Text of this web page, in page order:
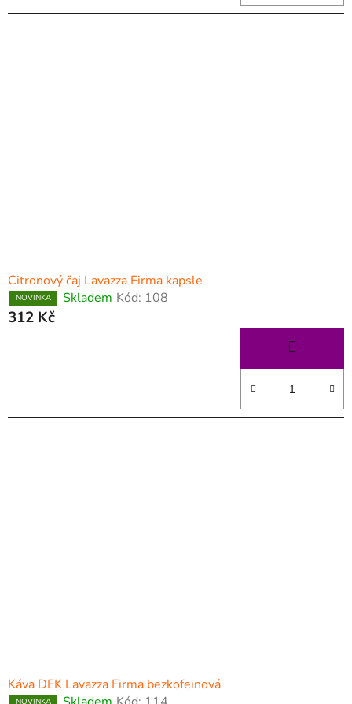
Citronový čaj Lavazza Firma kapsle
NOVINKA Skladem Kód: 108
312 Kč
Káva DEK Lavazza Firma bezkofeinová
NOVINKA